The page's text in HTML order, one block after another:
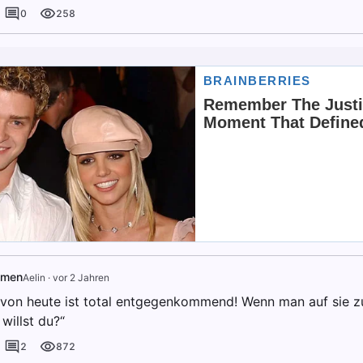
0 258
Aelin · vor 2 Jahren
heute ist total entgegenkommend! Wenn man auf sie
du?“
2 872